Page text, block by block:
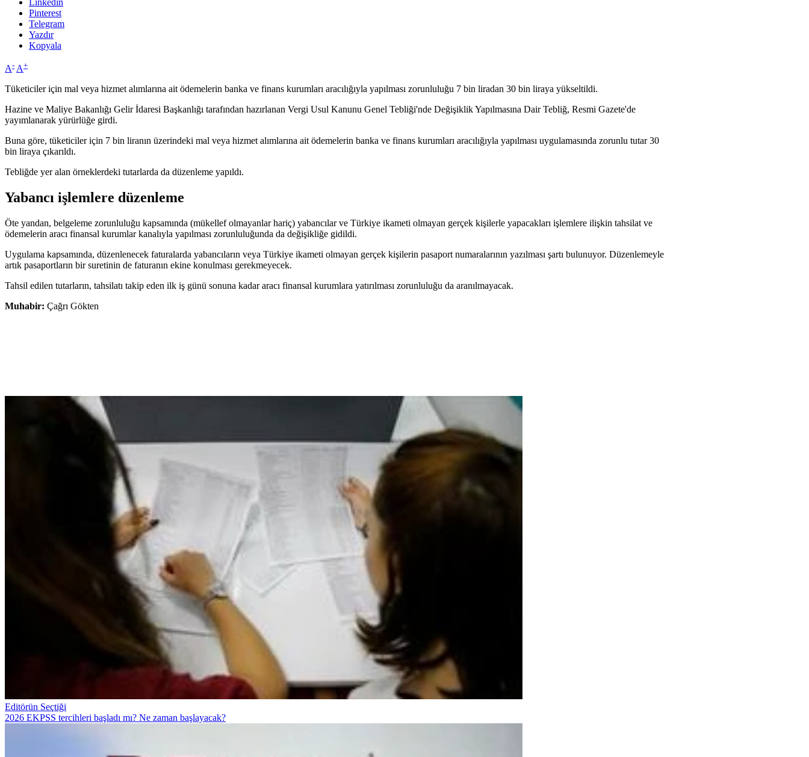
Linkedin
Pinterest
Telegram
Yazdır
Kopyala
A- A+
Tüketiciler için mal veya hizmet alımlarına ait ödemelerin banka ve finans kurumları aracılığıyla yapılması zorunluluğu 7 bin liradan 30 bin liraya yükseltildi.
Hazine ve Maliye Bakanlığı Gelir İdaresi Başkanlığı tarafından hazırlanan Vergi Usul Kanunu Genel Tebliği'nde Değişiklik Yapılmasına Dair Tebliğ, Resmi Gazete'de
yayımlanarak yürürlüğe girdi.
Buna göre, tüketiciler için 7 bin liranın üzerindeki mal veya hizmet alımlarına ait ödemelerin banka ve finans kurumları aracılığıyla yapılması uygulamasında zorunlu tutar 30
bin liraya çıkarıldı.
Tebliğde yer alan örneklerdeki tutarlarda da düzenleme yapıldı.
Yabancı işlemlere düzenleme
Öte yandan, belgeleme zorunluluğu kapsamında (mükellef olmayanlar hariç) yabancılar ve Türkiye ikameti olmayan gerçek kişilerle yapacakları işlemlere ilişkin tahsilat ve
ödemelerin aracı finansal kurumlar kanalıyla yapılması zorunluluğunda da değişikliğe gidildi.
Uygulama kapsamında, düzenlenecek faturalarda yabancıların veya Türkiye ikameti olmayan gerçek kişilerin pasaport numaralarının yazılması şartı bulunuyor. Düzenlemeyle
artık pasaportların bir suretinin de faturanın ekine konulması gerekmeyecek.
Tahsil edilen tutarların, tahsilatı takip eden ilk iş günü sonuna kadar aracı finansal kurumlara yatırılması zorunluluğu da aranılmayacak.
Muhabir: Çağrı Gökten
Editörün Seçtiği
2026 EKPSS tercihleri başladı mı? Ne zaman başlayacak?